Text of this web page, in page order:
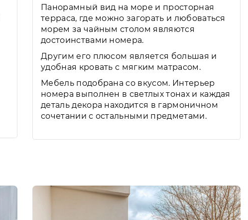
Панорамный вид на море и просторная
терраса, где можно загорать и любоваться
морем за чайным столом являются
достоинствами номера.
Другим его плюсом является большая и
удобная кровать с мягким матрасом.
Мебель подобрана со вкусом. Интерьер
номера выполнен в светлых тонах и каждая
деталь декора находится в гармоничном
сочетании с остальными предметами.